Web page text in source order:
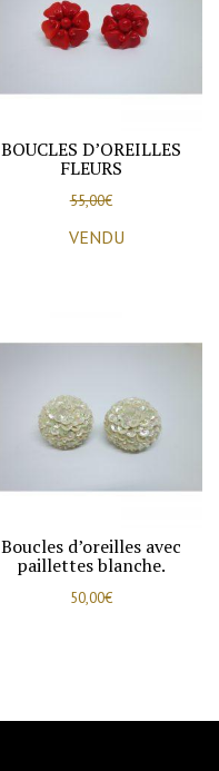
BOUCLES D’OREILLES
FLEURS
55,00€
VENDU
Boucles d’oreilles avec
paillettes blanche.
50,00€